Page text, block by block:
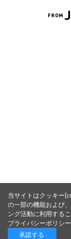
当サイトはクッキー
の一部の機能および
ング活動に利用する
プライバシーポリシ
承諾する